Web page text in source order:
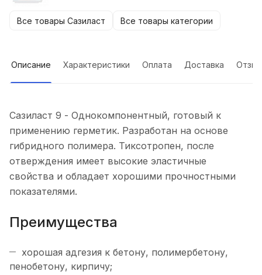
Все товары Сазиласт Все товары категории
Описание Характеристики Оплата Доставка
Сазиласт 9 - Однокомпонентный, готовый к
применению герметик. Разработан на основе
гибридного полимера. Тиксотропен, после
отверждения имеет высокие эластичные
свойства и обладает хорошими прочностными
показателями.
Преимущества
хорошая адгезия к бетону, полимербетону,
пенобетону, кирпичу;